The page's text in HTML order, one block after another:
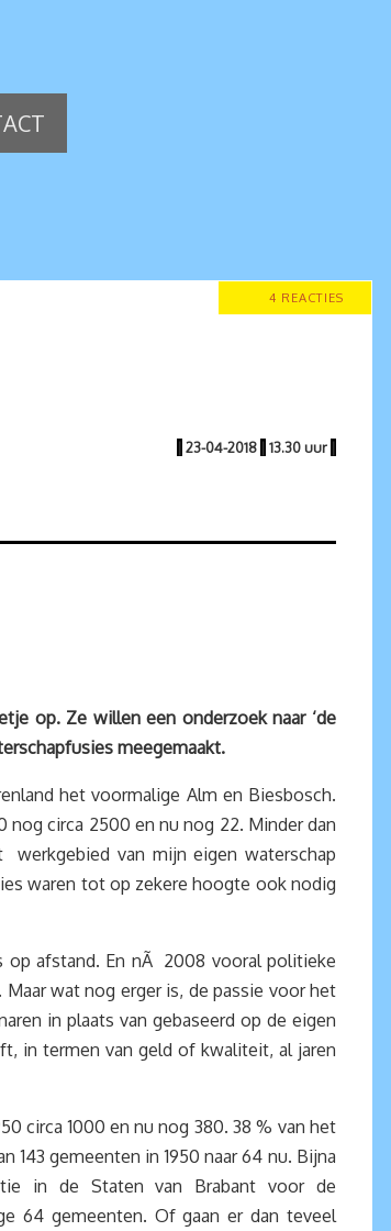
4 REACTIES
| 23-04-2018 | 13.30 uur |
op. Ze willen een onderzoek naar ‘de
meegemaakt.
het voormalige Alm en Biesbosch.
nog circa 2500 en nu nog 22. Minder dan
werkgebied van mijn eigen waterschap
waren tot op zekere hoogte ook nodig
op afstand. En nÃ 2008 vooral politieke
wat nog erger is, de passie voor het
in plaats van gebaseerd op de eigen
in termen van geld of kwaliteit, al jaren
circa 1000 en nu nog 380. 38 % van het
143 gemeenten in 1950 naar 64 nu. Bijna
in de Staten van Brabant voor de
64 gemeenten. Of gaan er dan teveel